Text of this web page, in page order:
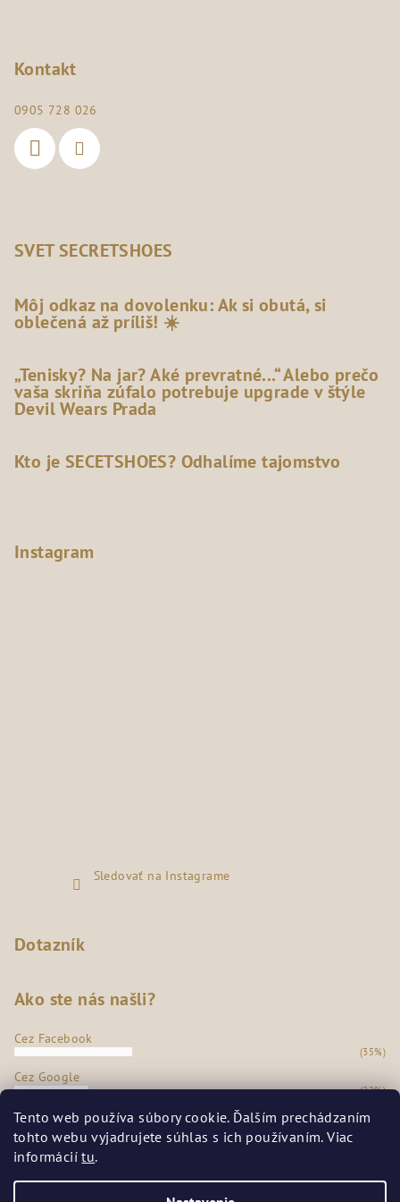
Tento web používa súbory cookie. Ďalším prechádzaním
tohto webu vyjadrujete súhlas s ich používaním. Viac
informáciítu.
Kontakt
0905 728 026
SVET SECRETSHOES
Môj odkaz na dovolenku: Ak si obutá, si
oblečená až príliš! ☀️
„Tenisky? Na jar? Aké prevratné...“ Alebo prečo
vaša skriňa zúfalo potrebuje upgrade v štýle
Devil Wears Prada
Kto je SECETSHOES? Odhalíme tajomstvo
Instagram
Sledovať na Instagrame
Dotazník
Ako ste nás našli?
Cez Facebook
(35%)
Cez Google
(22%)
Z našej predajne
Odporúčanie známych